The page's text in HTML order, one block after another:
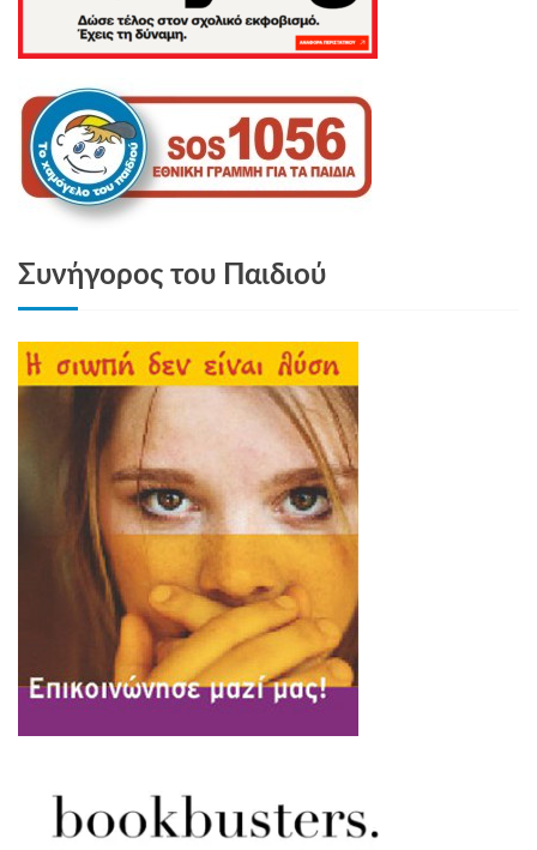
Συνήγορος του Παιδιού